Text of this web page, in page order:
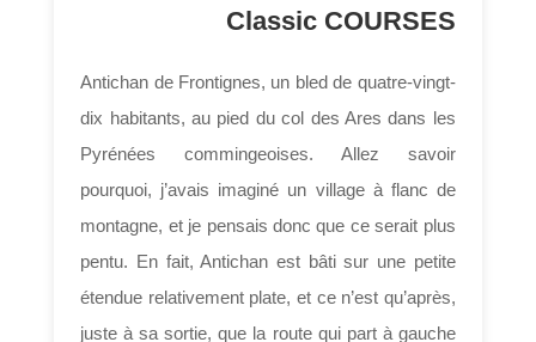
Classic COURSES
Antichan de Frontignes, un bled de quatre-vingt-
dix habitants, au pied du col des Ares dans les
Pyrénées commingeoises. Allez savoir
pourquoi, j’avais imaginé un village à flanc de
montagne, et je pensais donc que ce serait plus
pentu. En fait, Antichan est bâti sur une petite
étendue relativement plate, et ce n’est qu’après,
juste à sa sortie, que la route qui part à gauche